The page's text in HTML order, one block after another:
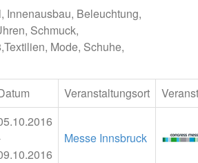
Innenausbau, Beleuchtung,
Schmuck,
Mode, Schuhe,
Veranstaltungsort
Messe Innsbruck